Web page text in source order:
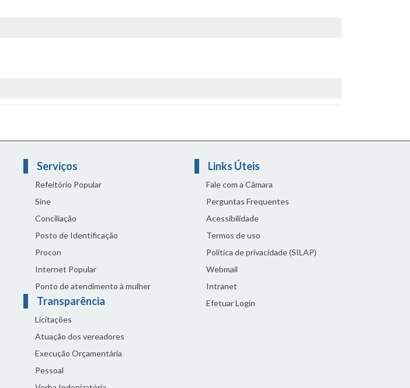
Serviços
Refeitório Popular
Sine
Conciliação
Posto de Identificação
Procon
Internet Popular
Ponto de atendimento à mulher
Transparência
Licitações
Atuação dos vereadores
Execução Orçamentária
Pessoal
Links Úteis
Fale com a Câmara
Perguntas Frequentes
Acessibilidade
Termos de uso
Política de privacidade (SILAP)
Webmail
Intranet
Efetuar Login